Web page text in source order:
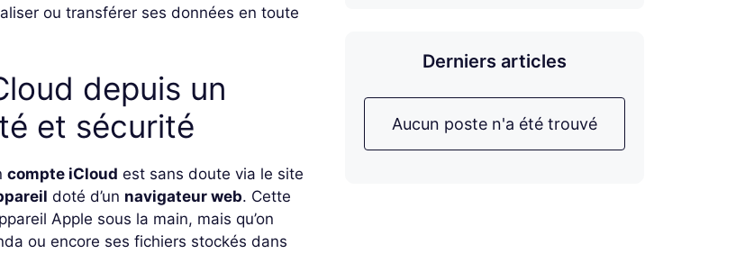
ou transférer ses données en toute
depuis un
et sécurité
compte iCloud est sans doute via le site
doté d’un navigateur web. Cette
Apple sous la main, mais qu’on
ou encore ses fichiers stockés dans
Derniers articles
Aucun poste n'a été trouvé